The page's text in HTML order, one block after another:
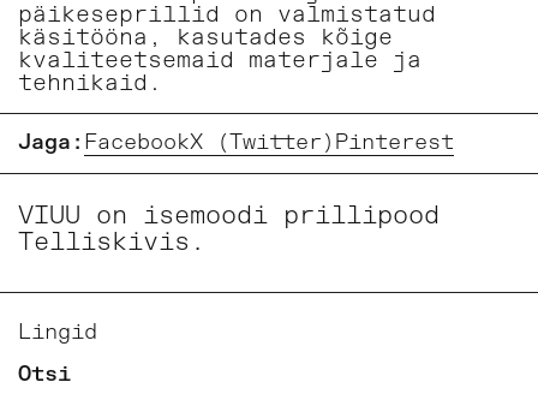
päikeseprillid on valmistatud
käsitööna, kasutades kõige
kvaliteetsemaid materjale ja
tehnikaid.
Jaga: FacebookX (Twitter) Pinterest
VIUU on isemoodi prillipood
Telliskivis.
Lingid
Otsi